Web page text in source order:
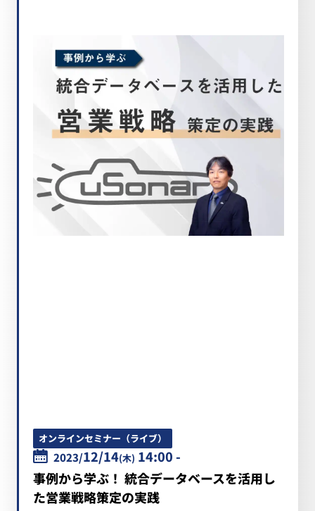
オンラインセミナー（ライブ）
2023/12/14(木) 14:00 -
事例から学ぶ！ 統合データベースを活用し
た営業戦略策定の実践